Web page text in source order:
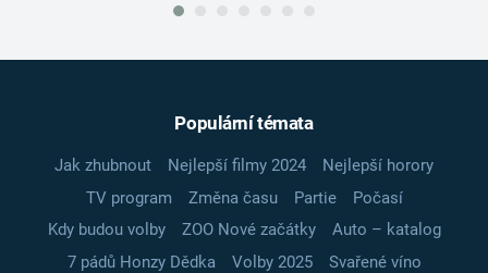
Populární témata
Jak zhubnout Nejlepší filmy 2024
Nejlepší horory
TV program
Změna času Partie
Počasí
Kdy budou volby
ZOO Nové začátky
Auto – katalog
7 pádů Honzy Dědka
Volby 2025
Svařené víno